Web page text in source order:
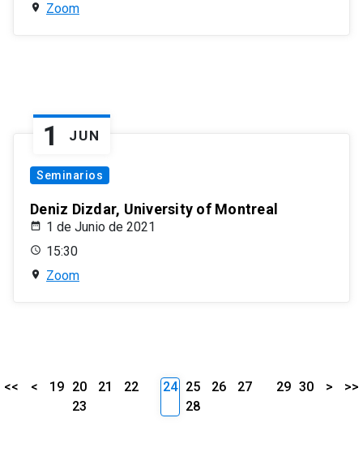
Zoom
1 JUN
Seminarios
Deniz Dizdar, University of Montreal
1 de Junio de 2021
15:30
Zoom
<< < 19 20 21
22
23
24 25 26
27
28
29 30 > >>